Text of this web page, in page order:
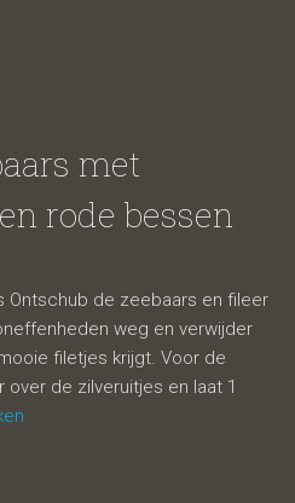
met
rode bessen
Ontschub de zeebaars en fileer
weg en verwijder
filetjes krijgt. Voor de
de zilveruitjes en laat 1